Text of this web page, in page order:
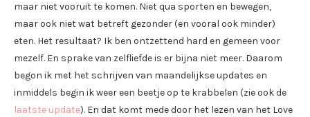
maar niet vooruit te komen. Niet qua sporten en bewegen,
maar ook niet wat betreft gezonder (en vooral ook minder)
eten. Het resultaat? Ik ben ontzettend hard en gemeen voor
mezelf. En sprake van zelfliefde is er bijna niet meer. Daarom
begon ik met het schrijven van maandelijkse updates en
inmiddels begin ik weer een beetje op te krabbelen (zie ook de
laatste update). En dat komt mede door het lezen van het Love